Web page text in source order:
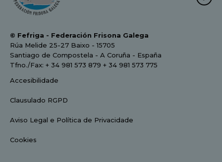
© Fefriga - Federación Frisona Galega
Rúa Melide 25-27 Baixo - 15705
Santiago de Compostela - A Coruña - España
Tfno./Fax: + 34 981 573 879 + 34 981 573 775
Accesibilidade
Clausulado RGPD
Aviso Legal e Política de Privacidade
Cookies